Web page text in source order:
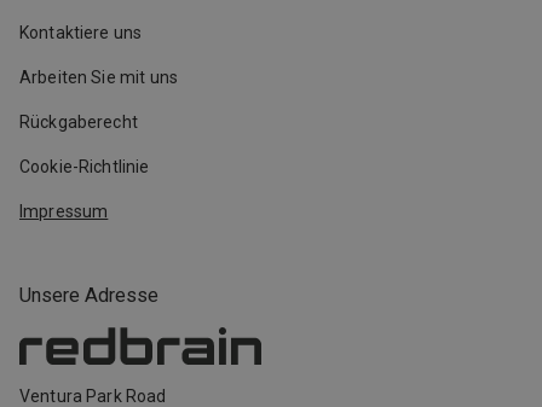
Unsere Adresse
Ventura Park Road
Kontaktiere uns
Arbeiten Sie mit uns
Rückgaberecht
Cookie-Richtlinie
Impressum